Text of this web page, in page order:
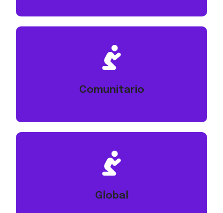
Comunitario
Intercedemos para que seamos una iglesia que experimente tu
con acciones y palabras que los acerquen a ti. (Juan 13:35;
Efesios 3:19)
Global
Oramos por la iglesia global, para que cada uno de los
cuerpo, en medio del campo misionero que puedan ser
sostenidos por tu gracia. (Isaías 41:10; Efesios 6:10)